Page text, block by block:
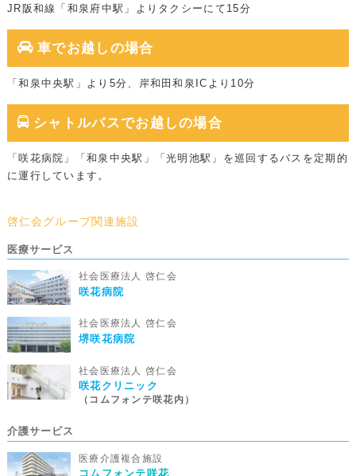
JR阪和線「和泉府中駅」よりタクシーにて15分
車でお越しの場合
「和泉中央駅」より5分、岸和田和泉ICより10分
シャトルバスでお越しの場合
「咲花病院」「和泉中央駅」「光明池駅」を巡回するバスを定期的
に運行しています。
啓仁会グループ関連施設
医療サービス
社会医療法人 啓仁会
咲花病院
社会医療法人 啓仁会
堺咲花病院
社会医療法人 啓仁会
咲花クリニック
（コムフォンテ咲花内）
介護サービス
医療介護複合施設
コムフォンテ咲花